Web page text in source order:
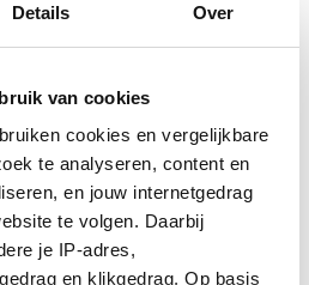
Details Over
van cookies
cookies en vergelijkbare
te analyseren, content en
en jouw internetgedrag
te volgen. Daarbij
je IP-adres,
en klikgedrag. Op basis
winkels